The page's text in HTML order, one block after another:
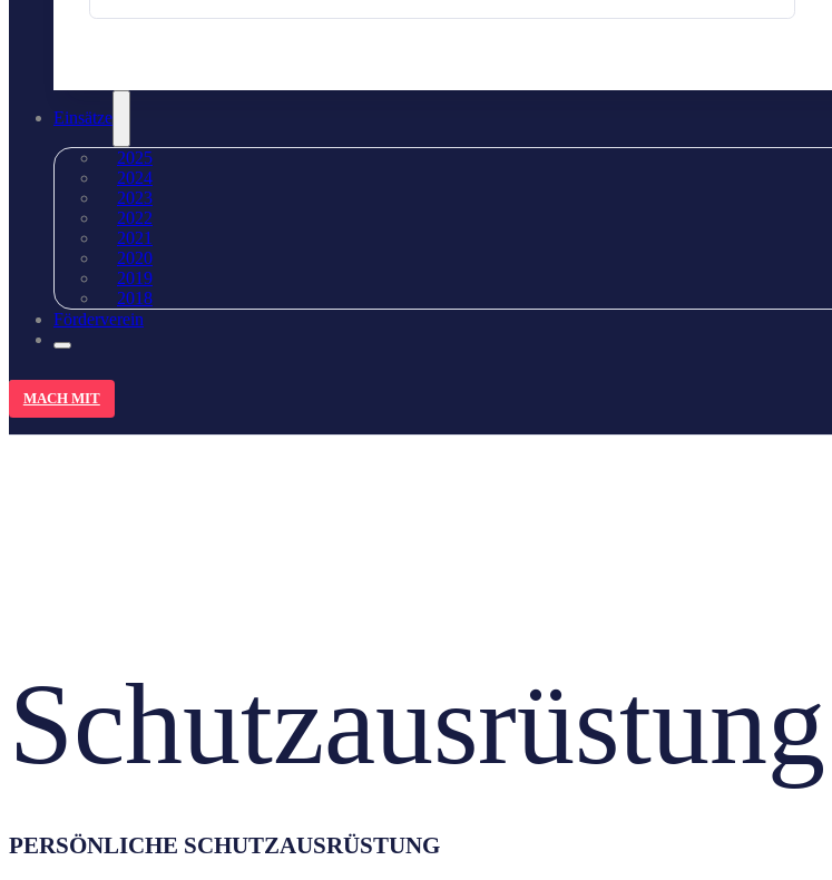
Einsätze
2025
2024
2023
2022
2021
2020
2019
2018
Förderverein
MACH MIT
Schutzausrüstung
PERSÖNLICHE SCHUTZAUSRÜSTUNG